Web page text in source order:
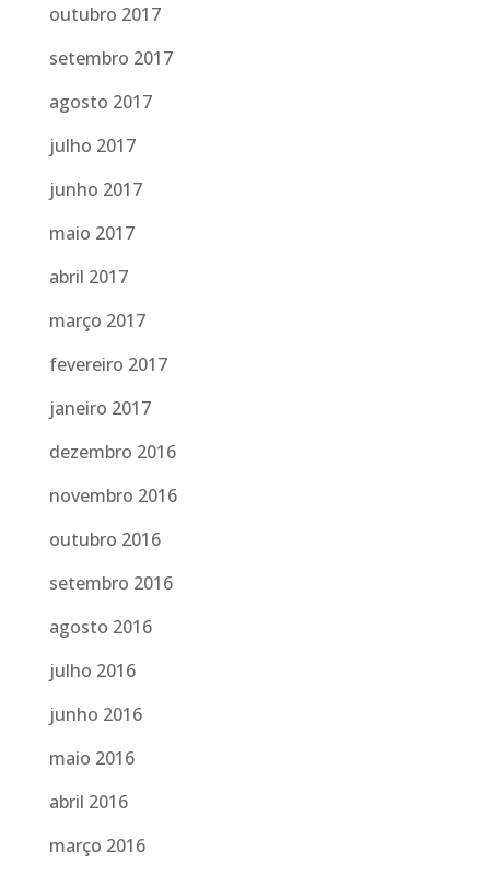
outubro 2017
setembro 2017
agosto 2017
julho 2017
junho 2017
maio 2017
abril 2017
março 2017
fevereiro 2017
janeiro 2017
dezembro 2016
novembro 2016
outubro 2016
setembro 2016
agosto 2016
julho 2016
junho 2016
maio 2016
abril 2016
março 2016